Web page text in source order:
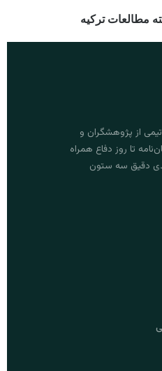
مطالعات ترکیه
از پژوهشگران و
تا روز دفاع همراه
دقیق سه ستون